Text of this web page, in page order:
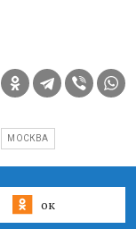
МОСКВА
ок